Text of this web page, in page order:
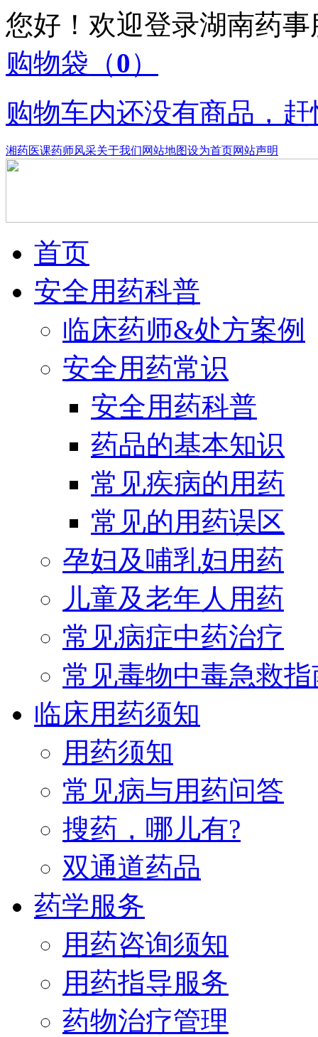
您好！欢迎登录湖南药
购物袋 （0）
购物车内还没有商品，
湘药医课药师风采关于我们网站地图设为首页网站声明
首页
安全用药科普
临床药师&处方案例
安全用药常识
安全用药科普
药品的基本知识
常见疾病的用药
常见的用药误区
孕妇及哺乳妇用药
儿童及老年人用药
常见病症中药治疗
常见毒物中毒急救指
临床用药须知
用药须知
常见病与用药问答
搜药，哪儿有?
双通道药品
药学服务
用药咨询须知
用药指导服务
药物治疗管理